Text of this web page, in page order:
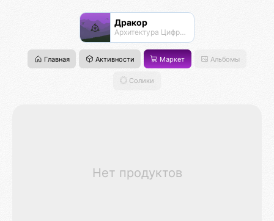
Дракор
Архитектура Цифровой Жизни
Главная Активности Маркет Альбомы
Солики
Нет продуктов